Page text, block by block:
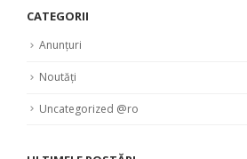
CATEGORII
Anunțuri
Noutăți
Uncategorized @ro